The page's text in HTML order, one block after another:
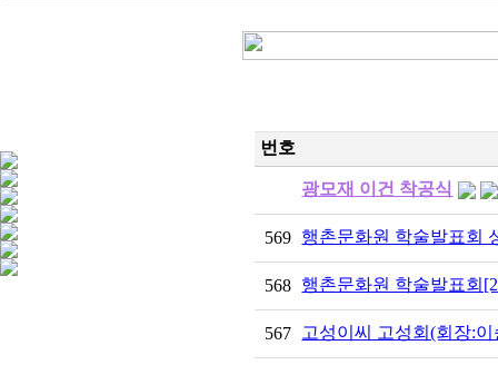
번호
광모재 이건 착공식
569 행촌문화원 학술발표회
568 행촌문화원 학술발표회
567 고성이씨 고성회(회장: